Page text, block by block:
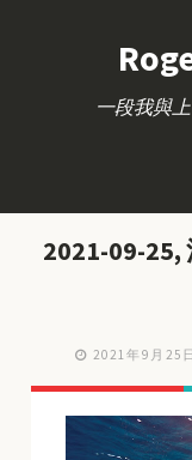
一段我與
2021-09-
2021年9月25